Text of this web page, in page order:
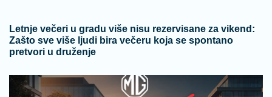
Letnje večeri u gradu više nisu rezervisane za vikend:
Zašto sve više ljudi bira večeru koja se spontano
pretvori u druženje